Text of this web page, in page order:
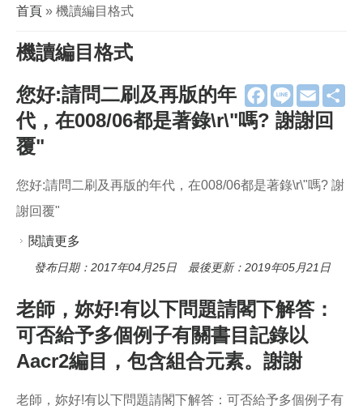
您在這裡
首頁 » 機讀編目格式
機讀編目格式
F
a
c
k
L
n
e
E
m
a
i
您好:請問二刷及再版的年
代，在008/06都是著錄\r\"嗎? 謝謝回
覆"
您好:請問二刷及再版的年代，在008/06都是著錄\r\"嗎? 謝
謝回覆"
閱讀更多
著錄\r\"嗎? 謝謝回覆"
發布日期：2017年04月25日 最後更新：2019年05月21日
老師，妳好!有以下問題請閣下解答：
可否給予多個例子有關書目記錄以
Aacr2編目，包含組合元素。謝謝
老師，妳好!有以下問題請閣下解答：可否給予多個例子有